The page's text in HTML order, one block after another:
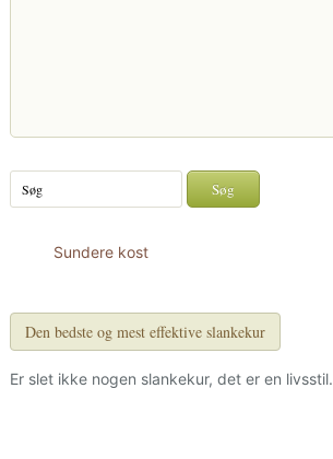
Sundere kost
Den bedste og mest effektive slankekur
Er slet ikke nogen slankekur, det er en livsstil.